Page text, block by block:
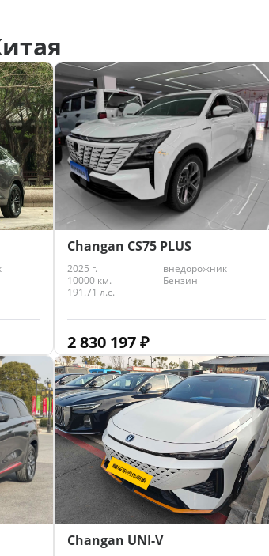
Changan CS75 PLUS
2025 г.
внедорожник
10000 км.
Бензин
191.71 л.с.
2 830 197₽
Changan UNI-V